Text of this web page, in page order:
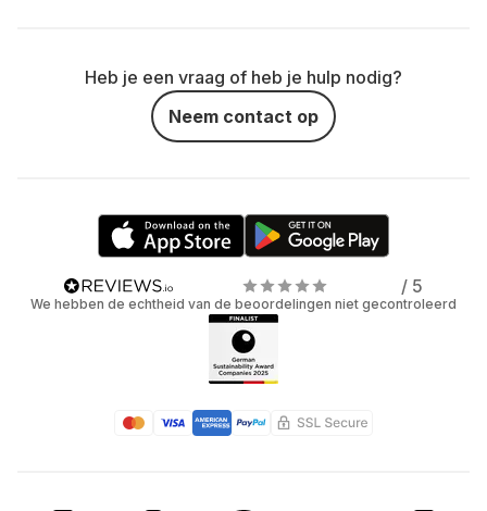
Heb je een vraag of heb je hulp nodig?
Neem contact op
/ 5
We hebben de echtheid van de beoordelingen niet gecontroleerd